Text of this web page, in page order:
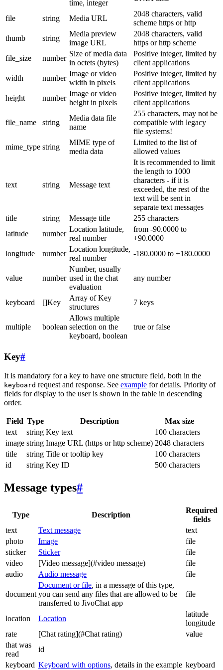
time, integer
file string Media URL
2048 characters, valid
scheme https or http
thumb
string
Media preview
image URL
2048 characters, valid
https or http scheme
file_size
number
Size of media data
in octets (bytes)
Positive integer, limited by
client applications
width
number
Image or video
width in pixels
Positive integer, limited by
client applications
height
number
Image or video
height in pixels
Positive integer, limited by
client applications
file_name string
Media data file
name
255 characters, may not be
compatible with legacy
file systems!
mime_type string
MIME type of
media data
Limited to the list of
allowed values
text string Message text
It is recommended to limit
the length to 1000
characters - if it is
exceeded, the rest of the
text will be sent in
separate text messages
title
string Message title
255 characters
latitude
number
Location latitude,
real number
from -90.0000 to
+90.0000
longitude
number
Location longitude,
real number
-180.0000 to +180.0000
value number
Number, usually
used in the chat
evaluation
any number
keyboard []Key
Array of Key
structures
7 keys
multiple boolean
Allows multiple
selection on the
keyboard, boolean
true or false
Key#
It is mandatory for a key to have one structure field, both in the
keyboard request and response. See example for details. Priority of
fields for display to the user is shown in the table in descending
order.
Field Type Description
Max size
text
string Key text
100 characters
image string Image URL (https or http scheme) 2048 characters
title
string Title or tooltip key
100 characters
id
string Key ID 500 characters
Message types#
Type Description
Required
fields
text
Text message
text
photo
Image
file
sticker
Sticker
file
video
[Video message](#video message)
file
audio
Audio message file
document
Document or file, in a message of this type,
you can send any files that are allowed to be
transferred to JivoChat app
file
location Location
latitude
longitude
rate
[Chat rating](#Chat rating)
value
that was
read
id
keyboard Keyboard with options, details in the example keyboard